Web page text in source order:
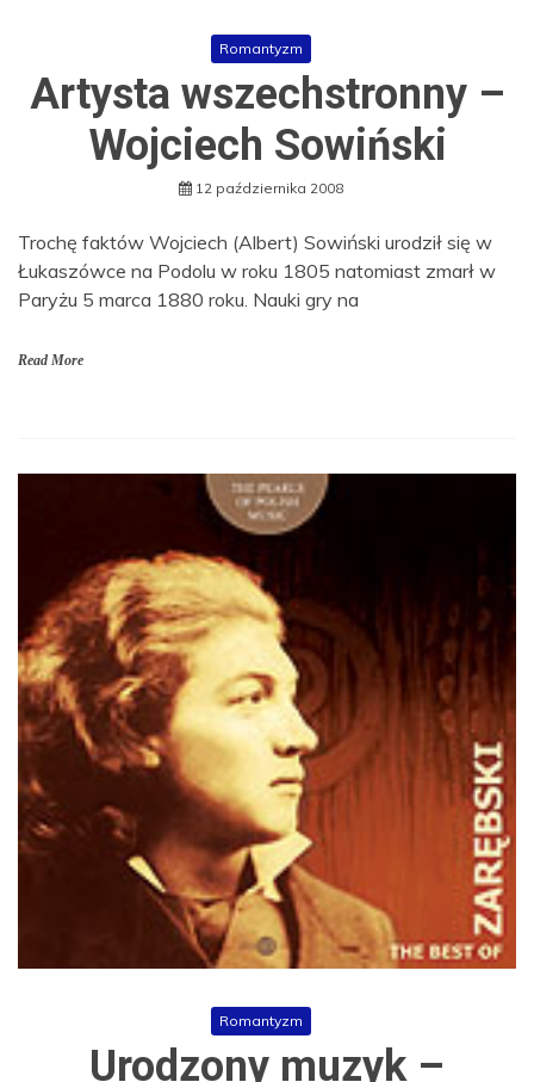
Romantyzm
Artysta wszechstronny –
Wojciech Sowiński
12 października 2008
Trochę faktów Wojciech (Albert) Sowiński urodził się w
Łukaszówce na Podolu w roku 1805 natomiast zmarł w
Paryżu 5 marca 1880 roku. Nauki gry na
Read More
Romantyzm
Urodzony muzyk –